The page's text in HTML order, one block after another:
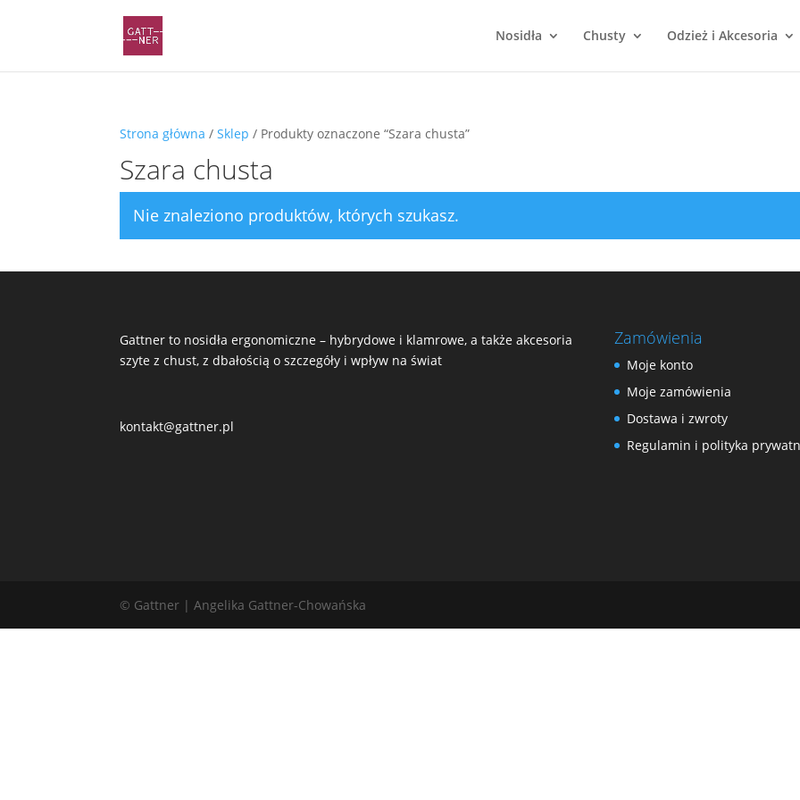
Nosidła Chusty Odzież i Akcesoria
Strona główna /Sklep / Produkty oznaczone “Szara chusta”
Szara chusta
Nie znaleziono produktów, których szukasz.
Gattner to nosidła ergonomiczne – hybrydowe i klamrowe, a także akcesoria
szyte z chust, z dbałością o szczegóły i wpływ na świat
kontakt@gattner.pl
Zamówienia
Moje konto
Moje zamówienia
Dostawa i zwroty
Regulamin i polityka
© Gattner | Angelika Gattner-Chowańska